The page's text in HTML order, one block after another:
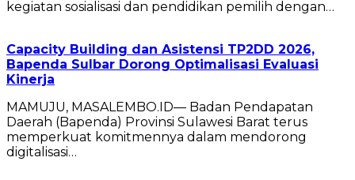
kegiatan sosialisasi dan pendidikan pemilih dengan…
Capacity Building dan Asistensi TP2DD 2026,
Bapenda Sulbar Dorong Optimalisasi Evaluasi
Kinerja
MAMUJU, MASALEMBO.ID— Badan Pendapatan
Daerah (Bapenda) Provinsi Sulawesi Barat terus
memperkuat komitmennya dalam mendorong
digitalisasi…